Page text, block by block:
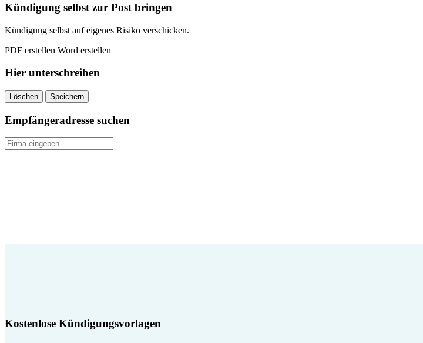
Kündigung selbst zur Post bringen
Kündigung selbst auf eigenes Risiko verschicken.
PDF erstellen Word erstellen
Hier unterschreiben
Löschen Speichern
Empfängeradresse suchen
Kostenlose Kündigungsvorlagen